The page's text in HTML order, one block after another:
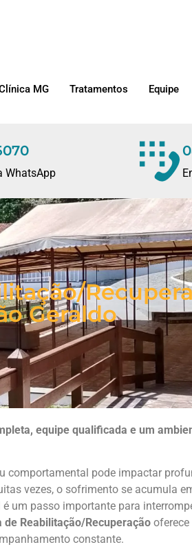
MG Tratamentos Equipe
WhatsApp
Geraldo
equipe qualificada e um
comportamental pode impactar
vezes, o sofrimento se acumula
um passo importante para
de Reabilitação/Recuperação
constante.